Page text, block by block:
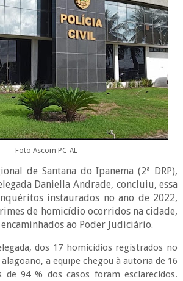
Foto Ascom PC-AL
de Santana do Ipanema (2ª DRP),
Daniella Andrade, concluiu, essa
instaurados no ano de 2022,
de homicídio ocorridos na cidade,
ao Poder Judiciário.
dos 17 homicídios registrados no
a equipe chegou à autoria de 16
de 94 % dos casos foram esclarecidos.